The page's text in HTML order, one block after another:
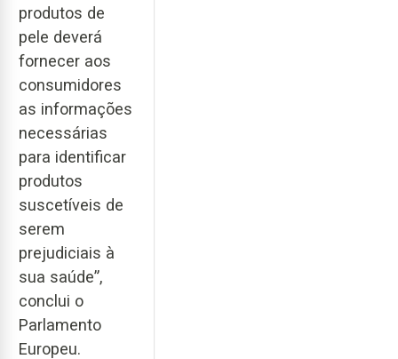
produtos de
pele deverá
fornecer aos
consumidores
as informações
necessárias
para identificar
produtos
suscetíveis de
serem
prejudiciais à
sua saúde”,
conclui o
Parlamento
Europeu.